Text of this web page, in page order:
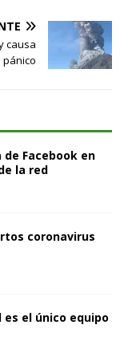
causa
pánico
Facebook en
la red
coronavirus
es el único equipo